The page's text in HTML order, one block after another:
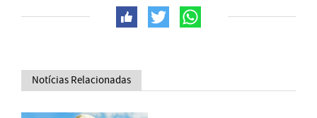
Notícias Relacionadas